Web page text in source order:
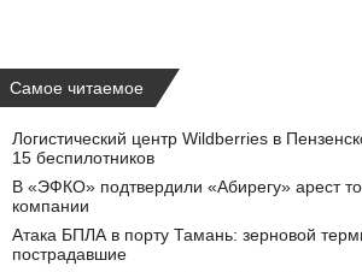
Самое читаемое
Логистический центр Wildberries в
15 беспилотников
В «ЭФКО» подтвердили «Абирегу» арест
компании
Атака БПЛА в порту Тамань: зерновой
пострадавшие